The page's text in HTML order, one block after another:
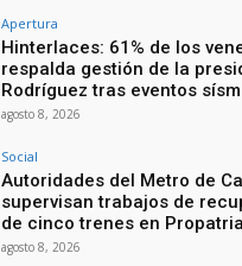
Apertura
Hinterlaces: 61% de los
respalda gestión de la
Rodríguez tras eventos
agosto 8, 2026
Social
Autoridades del Metro de
supervisan trabajos de
de cinco trenes en Propatria
agosto 8, 2026